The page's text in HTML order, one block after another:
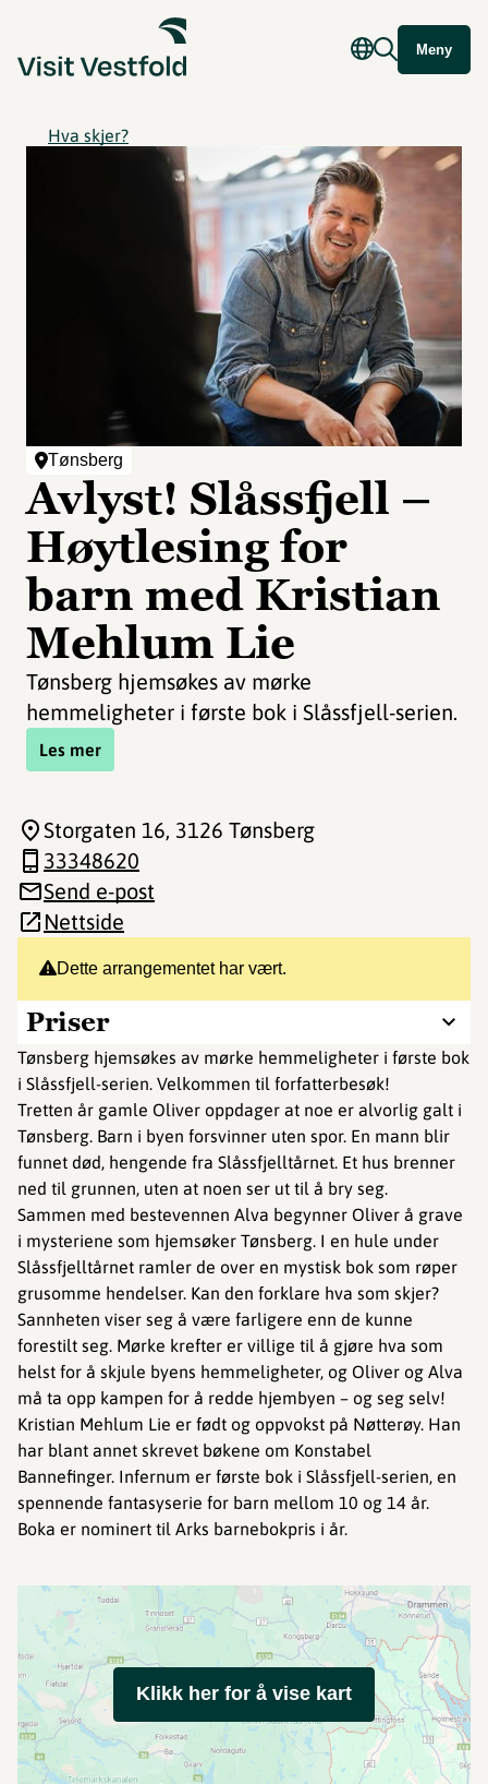
Meny
Hva skjer?
Tønsberg
Avlyst! Slåssfjell –
Høytlesing for
barn med Kristian
Mehlum Lie
Tønsberg hjemsøkes av mørke
hemmeligheter i første bok i Slåssfjell-serien.
Les mer
Dette arrangementet har vært.
Priser
Tønsberg hjemsøkes av mørke hemmeligheter i første bok
i Slåssfjell-serien. Velkommen til forfatterbesøk!
Tretten år gamle Oliver oppdager at noe er alvorlig galt i
Tønsberg. Barn i byen forsvinner uten spor. En mann blir
funnet død, hengende fra Slåssfjelltårnet. Et hus brenner
ned til grunnen, uten at noen ser ut til å bry seg.
Sammen med bestevennen Alva begynner Oliver å grave
i mysteriene som hjemsøker Tønsberg. I en hule under
Slåssfjelltårnet ramler de over en mystisk bok som røper
grusomme hendelser. Kan den forklare hva som skjer?
Sannheten viser seg å være farligere enn de kunne
forestilt seg. Mørke krefter er villige til å gjøre hva som
helst for å skjule byens hemmeligheter, og Oliver og Alva
må ta opp kampen for å redde hjembyen – og seg selv!
Kristian Mehlum Lie er født og oppvokst på Nøtterøy. Han
har blant annet skrevet bøkene om Konstabel
Bannefinger. Infernum er første bok i Slåssfjell-serien, en
spennende fantasyserie for barn mellom 10 og 14 år.
Boka er nominert til Arks barnebokpris i år.
Storgaten 16, 3126 Tønsberg
33348620
Send e-post
Nettside
Klikk her for å vise kart